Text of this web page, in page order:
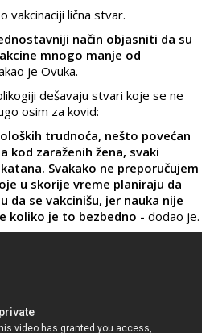
vakcinaciji lična stvar.
način objasniti da su
mnogo manje od
je Ovuka.
dešavaju stvari koje se ne
osim za kovid:
trudnoća, nešto povećan
kod zaraženih žena, svaki
Svakako ne preporučujem
u skorije vreme planiraju da
da se vakcinišu, jer nauka nije
koliko je to bezbedno - dodao je.